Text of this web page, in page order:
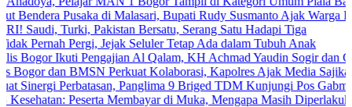
Pusaka di Malasari, Bupati Rudy Susmanto Ajak Warga Perkuat
Turki, Pakistan Bersatu, Serang Satu Hadapi Tiga
Pergi, Jejak Seluler Tetap Ada dalam Tubuh Anak
Ikuti Pengajian Al Qalam, KH Achmad Yaudin Sogir dan Gus
BMSN Perkuat Kolaborasi, Kapolres Ajak Media Sajikan
Perbatasan, Panglima 9 Briged TDM Kunjungi Pos Gabma
Peserta Membayar di Muka, Mengapa Masih Diperlakukan